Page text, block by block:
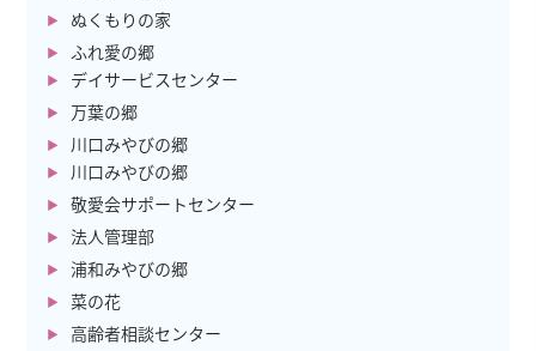
ぬくもりの家
ふれ愛の郷
デイサービスセンター
万葉の郷
川口みやびの郷
川口みやびの郷
敬愛会サポートセンター
法人管理部
浦和みやびの郷
菜の花
高齢者相談センター